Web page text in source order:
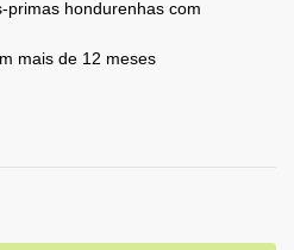
primas hondurenhas com
mais de 12 meses